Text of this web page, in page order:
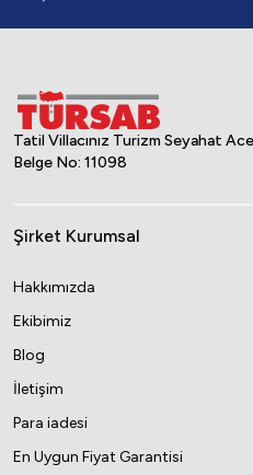
Tatil Villacınız Turizm Seyahat
Belge No: 11098
Şirket Kurumsal
Hakkımızda
Ekibimiz
Blog
İletişim
Para iadesi
En Uygun Fiyat Garantisi